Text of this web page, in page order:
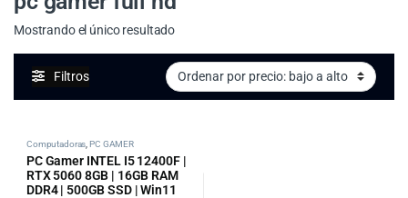
Mostrando el único resultado
Filtros
Computadoras ,PC GAMER
PC Gamer INTEL I5 12400F |
RTX 5060 8GB | 16GB RAM
DDR4 | 500GB SSD | Win11